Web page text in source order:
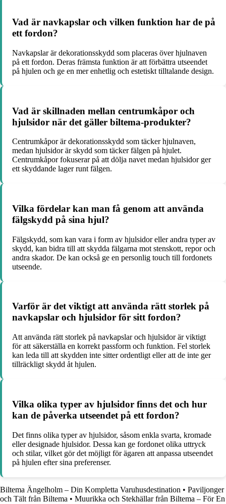
Vad är navkapslar och vilken funktion har de på
ett fordon?
Navkapslar är dekorationsskydd som placeras över hjulnaven
på ett fordon. Deras främsta funktion är att förbättra utseendet
på hjulen och ge en mer enhetlig och estetiskt tilltalande design.
Vad är skillnaden mellan centrumkåpor och
hjulsidor när det gäller biltema-produkter?
Centrumkåpor är dekorationsskydd som täcker hjulnaven,
medan hjulsidor är skydd som täcker fälgen på hjulet.
Centrumkåpor fokuserar på att dölja navet medan hjulsidor ger
ett skyddande lager runt fälgen.
Vilka fördelar kan man få genom att använda
fälgskydd på sina hjul?
Fälgskydd, som kan vara i form av hjulsidor eller andra typer av
skydd, kan bidra till att skydda fälgarna mot stenskott, repor och
andra skador. De kan också ge en personlig touch till fordonets
utseende.
Varför är det viktigt att använda rätt storlek på
navkapslar och hjulsidor för sitt fordon?
Att använda rätt storlek på navkapslar och hjulsidor är viktigt
för att säkerställa en korrekt passform och funktion. Fel storlek
kan leda till att skydden inte sitter ordentligt eller att de inte ger
tillräckligt skydd åt hjulen.
Vilka olika typer av hjulsidor finns det och hur
kan de påverka utseendet på ett fordon?
Det finns olika typer av hjulsidor, såsom enkla svarta, kromade
eller designade hjulsidor. Dessa kan ge fordonet olika uttryck
och stilar, vilket gör det möjligt för ägaren att anpassa utseendet
på hjulen efter sina preferenser.
Biltema Ängelholm – Din Kompletta Varuhusdestination • Paviljonger
och Tält från Biltema • Muurikka och Stekhällar från Biltema – För En